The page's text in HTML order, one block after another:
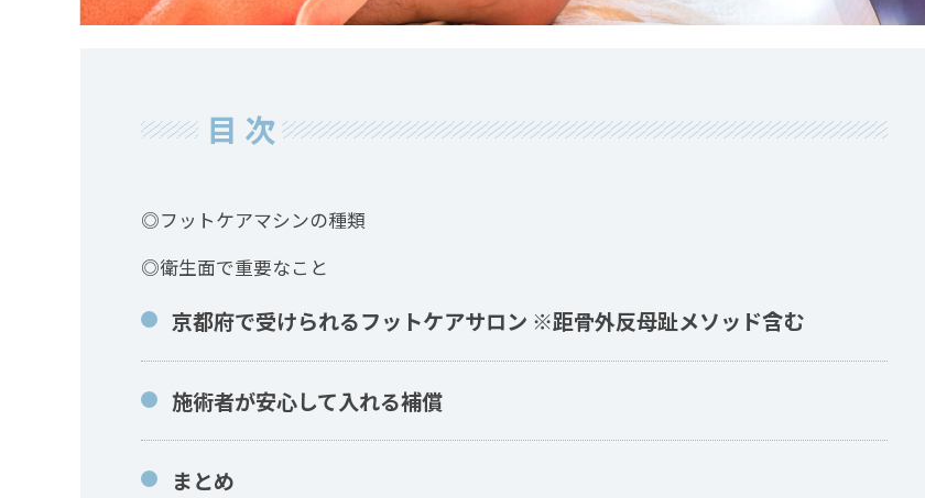
目次
◎フットケアマシンの種類
◎衛生面で重要なこと
京都府で受けられるフットケアサロン ※距骨外反母趾メソッド含む
施術者が安心して入れる補償
まとめ